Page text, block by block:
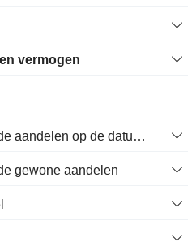
vermogen
Totaal aantal uitstaande aandelen op de datum van indiening
gewone aandelen